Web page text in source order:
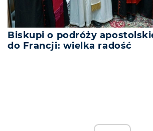
Biskupi o podróży
do Francji: wielka radość